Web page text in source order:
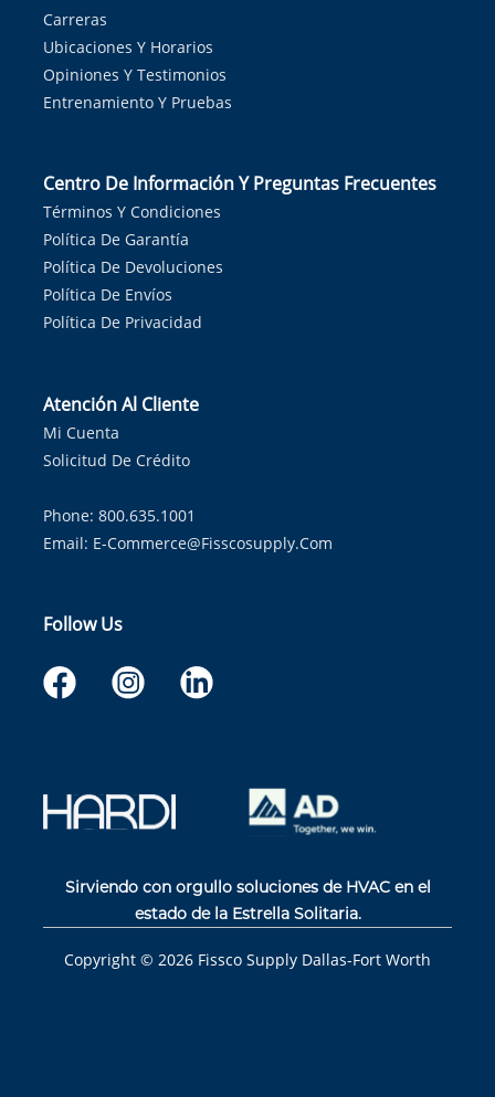
Carreras
Ubicaciones Y Horarios
Opiniones Y Testimonios
Entrenamiento Y Pruebas
Centro De Información Y Preguntas Frecuentes
Términos Y Condiciones
Política De Garantía
Política De Devoluciones
Política De Envíos
Política De Privacidad
Atención Al Cliente
Mi Cuenta
Solicitud De Crédito
Phone: 800.635.1001
Email: E-Commerce@fisscosupply.com
Follow Us
Sirviendo con orgullo soluciones de HVAC en el
estado de la Estrella Solitaria.
Copyright © 2026 Fissco Supply Dallas-Fort Worth